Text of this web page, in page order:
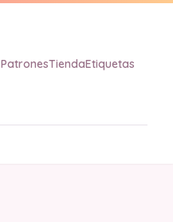
PatronesTiendaEtiquetas